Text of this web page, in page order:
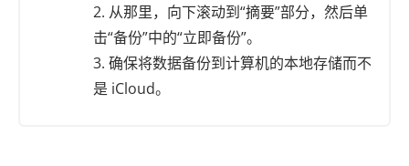
2. 从那里，向下滚动到“摘要”部分，然后单
击“备份”中的“立即备份”。
3. 确保将数据备份到计算机的本地存储而不
是 iCloud。